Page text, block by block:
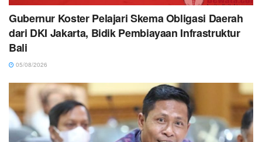
Gubernur Koster Pelajari Skema Obligasi Daerah
dari DKI Jakarta, Bidik Pembiayaan Infrastruktur
Bali
05/08/2026